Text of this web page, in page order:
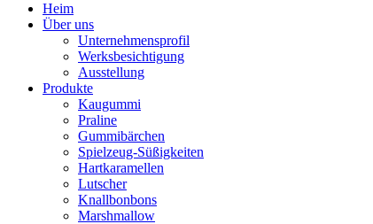
Heim
Über uns
Unternehmensprofil
Werksbesichtigung
Ausstellung
Produkte
Kaugummi
Praline
Gummibärchen
Spielzeug-Süßigkeiten
Hartkaramellen
Lutscher
Knallbonbons
Marshmallow